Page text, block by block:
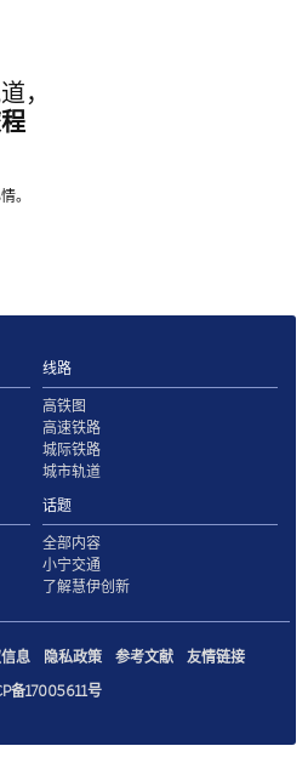
，
。
线路
高铁图
高速铁路
城际铁路
城市轨道
话题
全部内容
小宁交通
了解慧伊创新
息 隐私政策 参考文献
友情链接
备17005611号